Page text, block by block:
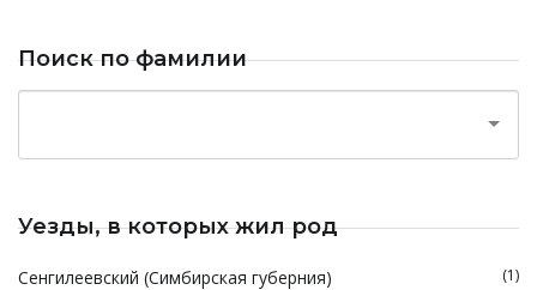
Поиск по фамилии
Уезды, в которых жил род
Сенгилеевский (Симбирская губерния) (1)